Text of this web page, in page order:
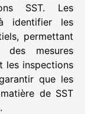
SST. Les
identifier les
permettant
des mesures
les inspections
que les
de SST